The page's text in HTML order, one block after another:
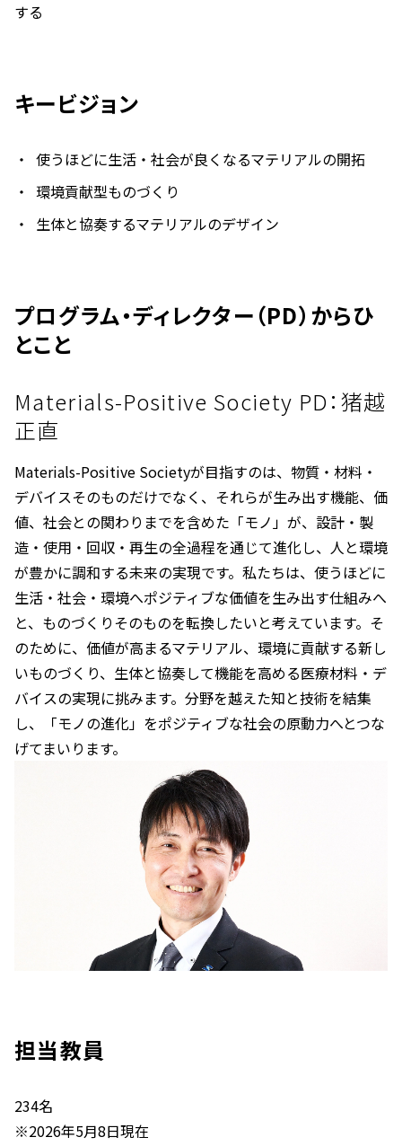
する
キービジョン
使うほどに生活・社会が良くなるマテリアルの開拓
環境貢献型ものづくり
生体と協奏するマテリアルのデザイン
プログラム・ディレクター（PD）からひ
とこと
Materials-Positive Society PD：猪越
正直
Materials-Positive Societyが目指すのは、物質・材料・
デバイスそのものだけでなく、それらが生み出す機能、価
値、社会との関わりまでを含めた「モノ」が、設計・製
造・使用・回収・再生の全過程を通じて進化し、人と環境
が豊かに調和する未来の実現です。私たちは、使うほどに
生活・社会・環境へポジティブな価値を生み出す仕組みへ
と、ものづくりそのものを転換したいと考えています。そ
のために、価値が高まるマテリアル、環境に貢献する新し
いものづくり、生体と協奏して機能を高める医療材料・デ
バイスの実現に挑みます。分野を越えた知と技術を結集
し、「モノの進化」をポジティブな社会の原動力へとつな
げてまいります。
担当教員
234名
※2026年5月8日現在